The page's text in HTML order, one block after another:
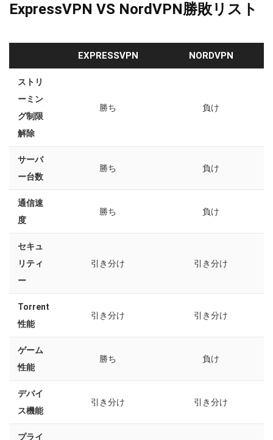
ExpressVPN VS NordVPN勝敗リスト
EXPRESSVPN NORDVPN
ストリ
ーミン
グ制限
解除
勝ち 負け
サーバ
ー台数
勝ち 負け
通信速
度
勝ち 負け
セキュ
リティ
ー
引き分け 引き分け
Torrent
性能
引き分け 引き分け
ゲーム
性能
勝ち 負け
デバイ
ス機能
引き分け 引き分け
プライ